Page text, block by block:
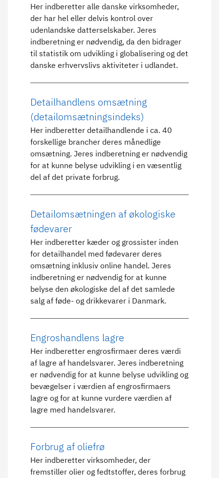
Her indberetter alle danske virksomheder,
der har hel eller delvis kontrol over
udenlandske datterselskaber. Jeres
indberetning er nødvendig, da den bidrager
til statistik om udvikling i globalisering og det
danske erhvervslivs aktiviteter i udlandet.
Detailhandlens omsætning
(detailomsætningsindeks)
Her indberetter detailhandlende i ca. 40
forskellige brancher deres månedlige
omsætning. Jeres indberetning er nødvendig
for at kunne belyse udvikling i en væsentlig
del af det private forbrug.
Detailomsætningen af økologiske
fødevarer
Her indberetter kæder og grossister inden
for detailhandel med fødevarer deres
omsætning inklusiv online handel. Jeres
indberetning er nødvendig for at kunne
belyse den økologiske del af det samlede
salg af føde- og drikkevarer i Danmark.
Engroshandlens lagre
Her indberetter engrosfirmaer deres værdi
af lagre af handelsvarer. Jeres indberetning
er nødvendig for at kunne belyse udvikling og
bevægelser i værdien af engrosfirmaers
lagre og for at kunne vurdere værdien af
lagre med handelsvarer.
Forbrug af oliefrø
Her indberetter virksomheder, der
fremstiller olier og fedtstoffer, deres forbrug